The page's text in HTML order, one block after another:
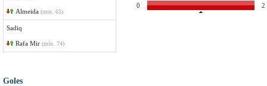
Almeida (min. 65)
Sadiq
Rafa Mir (min. 74)
0 2
Goles